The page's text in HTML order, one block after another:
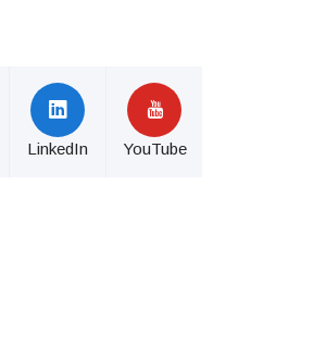
LinkedIn YouTube